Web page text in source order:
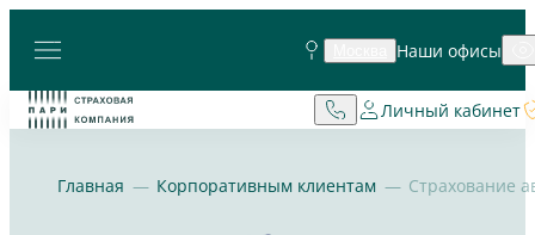
Наши офисы
Личный кабинет
Главная Корпоративным клиентам